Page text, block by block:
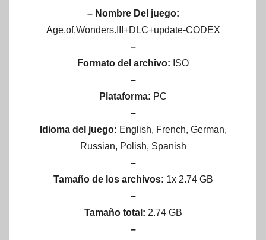
– Nombre Del juego:
Age.of.Wonders.III+DLC+update-CODEX
–
Formato del archivo: ISO
–
Plataforma: PC
–
Idioma del juego: English, French, German,
Russian, Polish, Spanish
–
Tamaño de los archivos: 1x 2.74 GB
–
Tamaño total: 2.74 GB
–